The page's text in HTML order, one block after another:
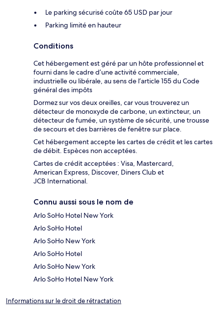
Le parking sécurisé coûte 65 USD par jour
Parking limité en hauteur
Conditions
Cet hébergement est géré par un hôte professionnel et
fourni dans le cadre d’une activité commerciale,
industrielle ou libérale, au sens de l’article 155 du Code
général des impôts
Dormez sur vos deux oreilles, car vous trouverez un
détecteur de monoxyde de carbone, un extincteur, un
détecteur de fumée, un système de sécurité, une trousse
de secours et des barrières de fenêtre sur place.
Cet hébergement accepte les cartes de crédit et les cartes
de débit. Espèces non acceptées.
Cartes de crédit acceptées : Visa, Mastercard,
American Express, Discover, Diners Club et
JCB International.
Connu aussi sous le nom de
Arlo SoHo Hotel New York
Arlo SoHo Hotel
Arlo SoHo New York
Arlo SoHo Hotel
Arlo SoHo New York
Arlo SoHo Hotel New York
Informations sur le droit de rétractation